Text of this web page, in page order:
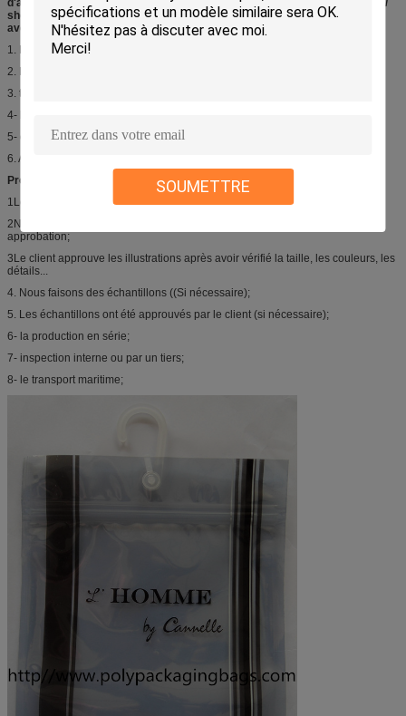
SOUMETTRE
d'aluminium antistatique avec crochet en plastique pour sous-vêtements /
shorts / pantalon / boxersVeuillez fournir ci-dessous des détails si vous
avez besoin d'un devis précis.
1. Le style du sac (s'il est possible, montrez-nous des photos);
2. Matériau et épaisseur;
3. taille;
4- l' imprimerie et la conception;
5- quantité;
6. Autres accessoires ou détails que vous avez requis;
Processus de production:
1Le client fournit la conception ou les illustrations;
2Nous renvoyons la preuve de l' artwork après la mise en forme pour
approbation;
3Le client approuve les illustrations après avoir vérifié la taille, les couleurs, les
détails...
4. Nous faisons des échantillons ((Si nécessaire);
5. Les échantillons ont été approuvés par le client (si nécessaire);
6- la production en série;
7- inspection interne ou par un tiers;
8- le transport maritime;